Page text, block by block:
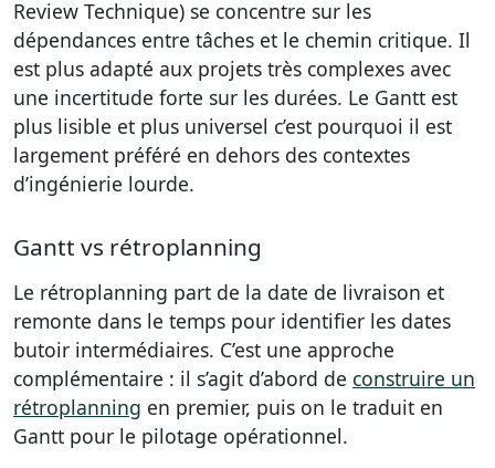
Review Technique) se concentre sur les
dépendances entre tâches et le chemin critique. Il
est plus adapté aux projets très complexes avec
une incertitude forte sur les durées. Le Gantt est
plus lisible et plus universel c’est pourquoi il est
largement préféré en dehors des contextes
d’ingénierie lourde.
Gantt vs rétroplanning
Le rétroplanning part de la date de livraison et
remonte dans le temps pour identifier les dates
butoir intermédiaires. C’est une approche
complémentaire : il s’agit d’abord de construire un
rétroplanning en premier, puis on le traduit en
Gantt pour le pilotage opérationnel.